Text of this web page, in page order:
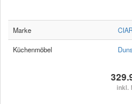
Marke
Küchenmöbel
inkl.